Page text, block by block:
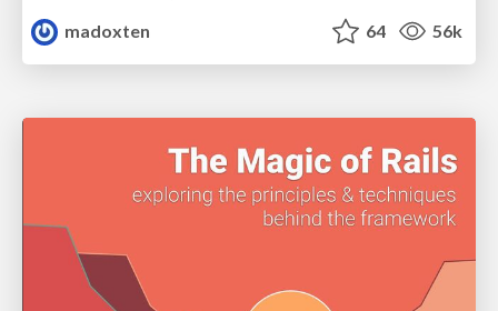
madoxten
64 56k